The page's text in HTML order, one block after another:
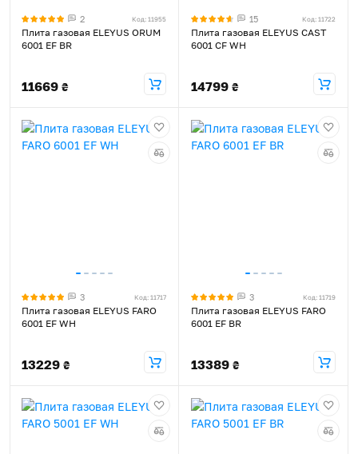
2 Код: 11955
Плита газовая ELEYUS ORUM
6001 EF BR
11669 ₴
15 Код: 11722
Плита газовая ELEYUS CAST
6001 CF WH
14799 ₴
3 Код: 11717
Плита газовая ELEYUS FARO
6001 EF WH
13229 ₴
3 Код: 11719
Плита газовая ELEYUS FARO
6001 EF BR
13389 ₴